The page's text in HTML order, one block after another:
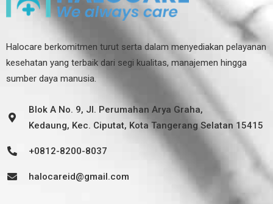
Halocare berkomitmen turut serta dalam menyediakan pelayanan
kesehatan yang terbaik dari segi kualitas, manajemen hingga
sumber daya manusia.
Blok A No. 9, Jl. Perumahan Arya Graha,
Kedaung, Kec. Ciputat, Kota Tangerang Selatan 15415
+0812-8200-8037
halocareid@gmail.com